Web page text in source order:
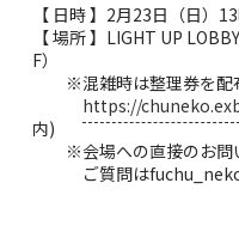
【 日時 】2月23日（日）
【 場所 】LIGHT UP
F）
※混雑時は整理券を配布
https://
内)
※会場への直接のお問い
ご質問は